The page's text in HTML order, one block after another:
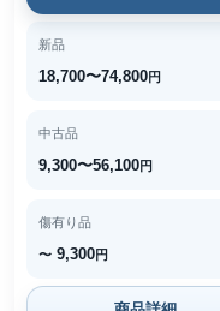
新品
18,700〜74,800円
中古品
9,300〜56,100円
傷有り品
〜 9,300円